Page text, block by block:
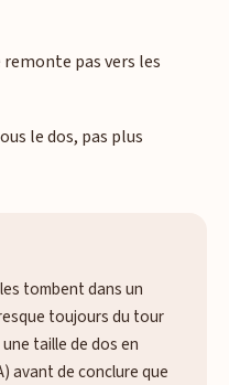
pas vers les
le dos, pas plus
tombent dans un
toujours du tour
taille de dos en
avant de conclure que